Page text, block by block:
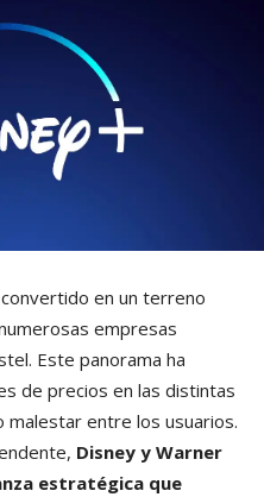
en un terreno
empresas
Este panorama ha
de precios en las distintas
entre los usuarios.
Disney y Warner
estratégica que